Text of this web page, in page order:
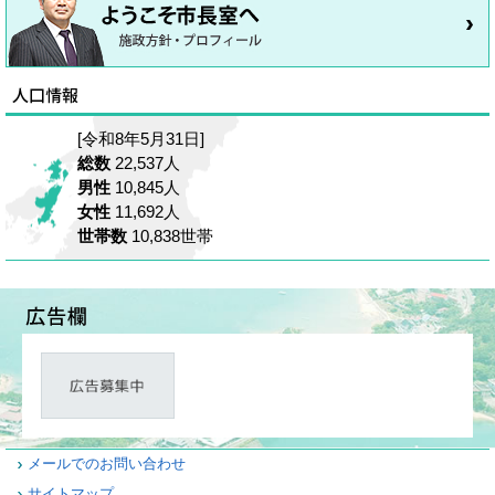
[令和8年5月31日]
総数 22,537人
男性 10,845人
女性 11,692人
世帯数 10,838世帯
メールでのお問い合わせ